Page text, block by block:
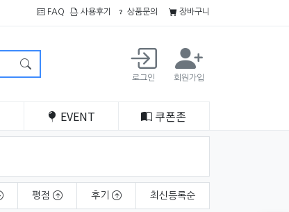
FAQ 사용후기 상품문의 장바구니
로그인 회원가입
EVENT 쿠폰존
평점 후기 최신등록순